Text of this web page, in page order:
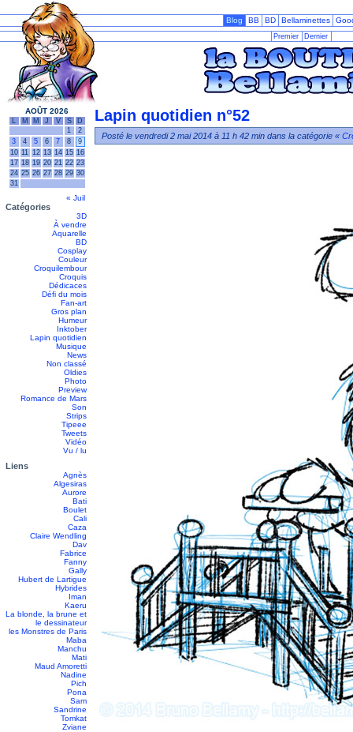
Blog BB BD Bellaminettes
Premier Dernier
AOÛT 2026
L M M J V S
D
1
2
3
4 5 6 7 8
9
10 11 12 13 14 15 16
17 18 19 20 21 22 23
24 25 26 27 28 29 30
31
« Juil
Catégories
3D
À vendre
Aquarelle
BD
Cosplay
Couleur
Croquilembour
Croquis
Dédicaces
Défi du mois
Fan-art
Gros plan
Humeur
Inktober
Lapin quotidien
Musique
News
Non classé
Oldies
Photo
Preview
Romance de Mars
Son
Strips
Tipeee
Tweets
Vidéo
Vu / lu
Liens
Agnès
Algesiras
Aurore
Bati
Boulet
Cali
Caza
Claire Wendling
Dav
Fabrice
Fanny
Gally
Hubert de Lartigue
Hybrides
Iman
Kaeru
La blonde, la brune et
le dessinateur
les Monstres de Paris
Maba
Manchu
Mati
Maud Amoretti
Nadine
Pich
Pona
Sam
Sandrine
Tomkat
Zviane
Lapin quotidien n°52
Posté le vendredi 2 mai 2014 à 11 h 42 min dans la catégorie «